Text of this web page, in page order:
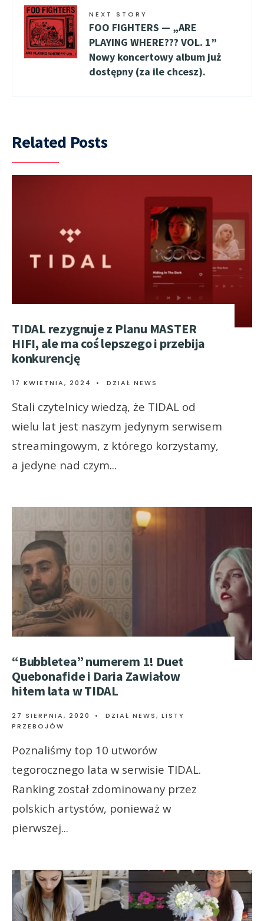
NEXT STORY
FOO FIGHTERS — „ARE
PLAYING WHERE??? VOL. 1”
Nowy koncertowy album już
dostępny (za ile chcesz).
Related Posts
TIDAL rezygnuje z Planu MASTER
HIFI, ale ma coś lepszego i przebija
konkurencję
17 KWIETNIA, 2024 • DZIAŁ NEWS
Stali czytelnicy wiedzą, że TIDAL od
wielu lat jest naszym jedynym serwisem
streamingowym, z którego korzystamy,
a jedyne nad czym...
“Bubbletea” numerem 1! Duet
Quebonafide i Daria Zawiałow
hitem lata w TIDAL
27 SIERPNIA, 2020 • DZIAŁ NEWS, LISTY
PRZEBOJÓW
Poznaliśmy top 10 utworów
tegorocznego lata w serwisie TIDAL.
Ranking został zdominowany przez
polskich artystów, ponieważ w
pierwszej...